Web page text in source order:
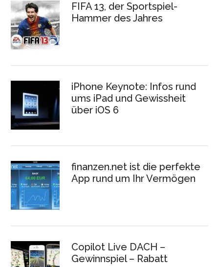
FIFA 13, der Sportspiel-
Hammer des Jahres
iPhone Keynote: Infos rund
ums iPad und Gewissheit
über iOS 6
finanzen.net ist die perfekte
App rund um Ihr Vermögen
Copilot Live DACH –
Gewinnspiel – Rabatt